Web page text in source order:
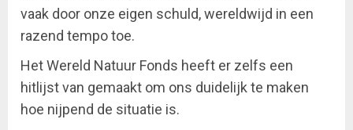
vaak door onze eigen schuld, wereldwijd in een
razend tempo toe.
Het Wereld Natuur Fonds heeft er zelfs een
hitlijst van gemaakt om ons duidelijk te maken
hoe nijpend de situatie is.